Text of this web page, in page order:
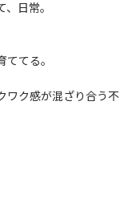
日常。
てる。
ワク感が混ざり合う不